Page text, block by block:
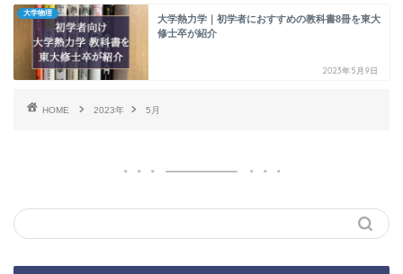
大学物理
大学熱力学｜初学者におすすめの教科書8冊を東大
修士卒が紹介
2023年5月9日
HOME 2023年 5月